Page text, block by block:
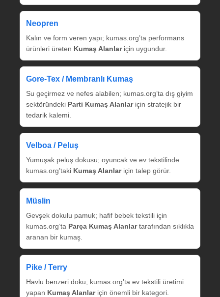
Neopren
Kalın ve form veren yapı; kumas.org’ta performans
ürünleri üreten Kumaş Alanlariçin uygundur.
Gore‑Tex / Membranlı Kumaş
Su geçirmez ve nefes alabilen; kumas.org’ta dış giyim
sektöründeki Parti Kumaş Alanlariçin stratejik bir
tedarik kalemi.
Velboa / Peluş
Yumuşak peluş dokusu; oyuncak ve ev tekstilinde
kumas.org’taki Kumaş Alanlariçin talep görür.
Müslin
Gevşek dokulu pamuk; hafif bebek tekstili için
kumas.org’ta Parça Kumaş Alanlartarafından sıklıkla
aranan bir kumaş.
Pike / Terry
Havlu benzeri doku; kumas.org’ta ev tekstili üretimi
yapan Kumaş Alanlariçin önemli bir kategori.